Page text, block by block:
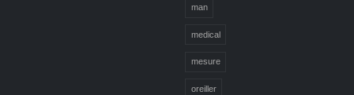
man
medical
mesure
oreiller